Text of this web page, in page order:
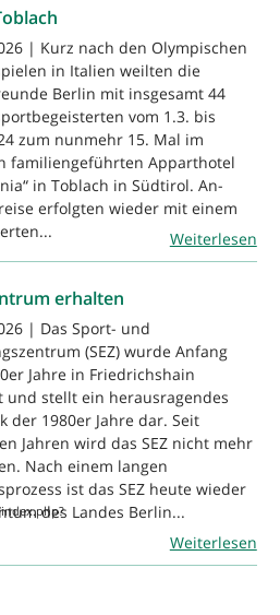
| Kurz nach den Olympischen
in Italien weilten die
Berlin mit insgesamt 44
vom 1.3. bis
zum nunmehr 15. Mal im
familiengeführten Apparthotel
in Toblach in Südtirol. An-
erfolgten wieder mit einem
Weiterlesen
erhalten
| Das Sport- und
(SEZ) wurde Anfang
Jahre in Friedrichshain
und stellt ein herausragendes
der 1980er Jahre dar. Seit
Jahren wird das SEZ nicht mehr
Nach einem langen
ist das SEZ heute wieder
des Landes Berlin...
Weiterlesen